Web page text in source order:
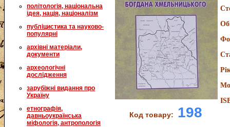
політологія, національна
ідея, нація, націоналізм
публіцистика та науково-
популярні
архівні матеріали,
документи
археологічні
дослідження
зарубіжні видання про
Україну
етнографія,
давньоукраїнська
міфологія, антропологія
Код товару: 198